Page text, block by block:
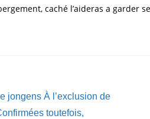
caché l’aideras a
jongens À l’exclusion de
toutefois,